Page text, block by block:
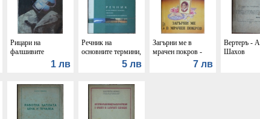
Рицари на
фалшивите
банкноти - Георги
1 лв
Речник на
основните термини,
изменението на
5 лв
Загърни ме в
мрачен покров -
Агата Кристи7 лв
Вертеръ - А.
Шахов